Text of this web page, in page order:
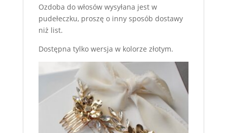
Ozdoba do włosów wysyłana jest w
pudełeczku, proszę o inny sposób dostawy
niż list.
Dostępna tylko wersja w kolorze złotym.